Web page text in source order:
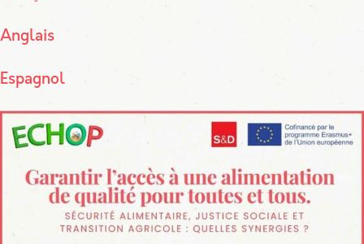
Anglais
Espagnol